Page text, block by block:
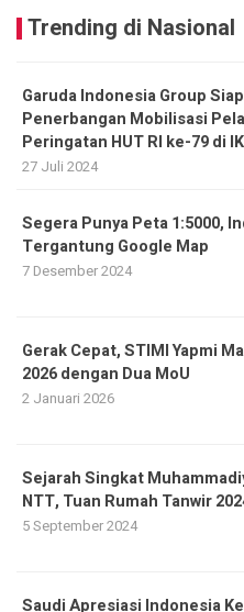
Trending di Nasional
Garuda Indonesia Group
Penerbangan Mobilisasi
Peringatan HUT RI ke-79 di
27 Juli 2024
Segera Punya Peta 1:5000,
Tergantung Google Map
7 Desember 2024
Gerak Cepat, STIMI Yapmi
2026 dengan Dua MoU
2 Januari 2026
Sejarah Singkat
NTT, Tuan Rumah Tanwir
5 September 2024
Saudi Apresiasi Indonesia